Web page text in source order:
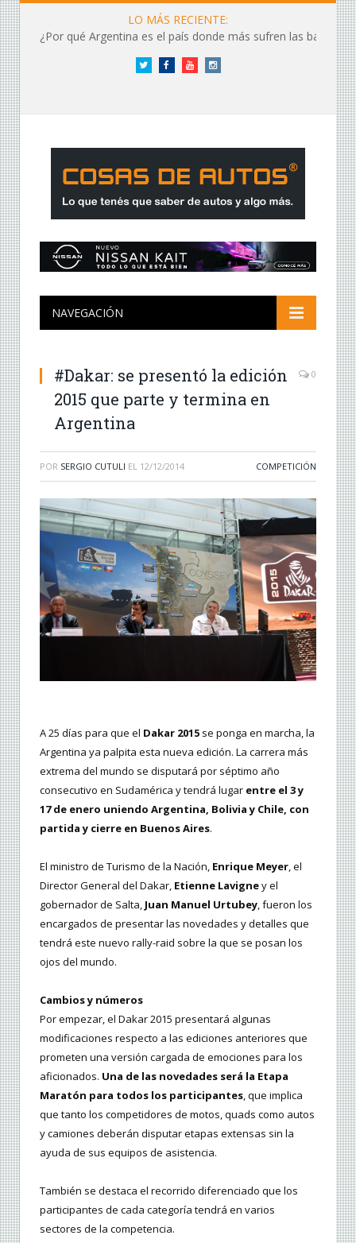
LO MÁS RECIENTE:
¿Por qué Argentina es el país donde más sufren las baterías?
Twitter FacebookYouTubeInstagram
NAVEGACIÓN
#Dakar: se presentó la edición
2015 que parte y termina en
Argentina
0
POR SERGIO CUTULI EL 12/12/2014 COMPETICIÓN
A 25 días para que el Dakar 2015 se ponga en marcha, la
Argentina ya palpita esta nueva edición. La carrera más
extrema del mundo se disputará por séptimo año
consecutivo en Sudamérica y tendrá lugar entre el 3 y
17 de enero uniendo Argentina, Bolivia y Chile, con
partida y cierre en Buenos Aires.
El ministro de Turismo de la Nación, Enrique Meyer, el
Director General del Dakar, Etienne Lavigney el
gobernador de Salta, Juan Manuel Urtubey, fueron los
encargados de presentar las novedades y detalles que
tendrá este nuevo rally-raid sobre la que se posan los
ojos del mundo.
Cambios y números
Por empezar, el Dakar 2015 presentará algunas
modificaciones respecto a las ediciones anteriores que
prometen una versión cargada de emociones para los
aficionados. Una de las novedades será la Etapa
Maratón para todos los participantes, que implica
que tanto los competidores de motos, quads como autos
y camiones deberán disputar etapas extensas sin la
ayuda de sus equipos de asistencia.
También se destaca el recorrido diferenciado que los
participantes de cada categoría tendrá en varios
sectores de la competencia.